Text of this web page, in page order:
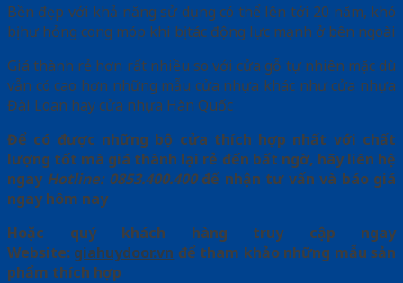
Bền đẹp với khả năng sử dụng có thể lên tới 20 năm, khó
bị hư hỏng cong móp khi bị tác động lực mạnh ở bên ngoài
Giá thành rẻ hơn rất nhiều so với cửa gỗ tự nhiên mặc dù
vẫn có cao hơn những mẫu cửa nhựa khác như cửa nhựa
Đài Loan hay cửa nhựa Hàn Quốc
Để có được những bộ cửa thích hợp nhất với chất
lượng tốt mà giá thành lại rẻ đến bất ngờ, hãy liên hệ
ngay Hotline: 0853.400.400để nhận tư vấn và báo giá
ngay hôm nay
Hoặc quý khách hàng truy cập ngay
Website: giahuydoor.vn để tham khảo những mẫu sản
phẩm thích hợp